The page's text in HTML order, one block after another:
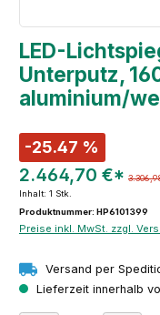
LED-
Unterputz,
aluminium/
-25.47 %
2.464,70 €*
Inhalt: 1 Stk.
Produktnummer: HP6101399
Preise inkl. MwSt. zzgl.
Versand per
Lieferzeit innerhalb